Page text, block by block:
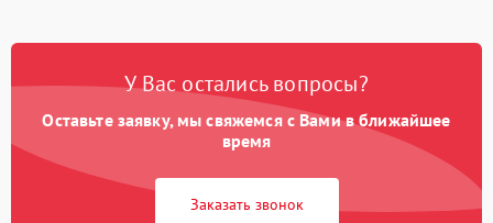
У Вас остались вопросы?
Оставьте заявку, мы свяжемся с Вами в ближайшее
время
Заказать звонок